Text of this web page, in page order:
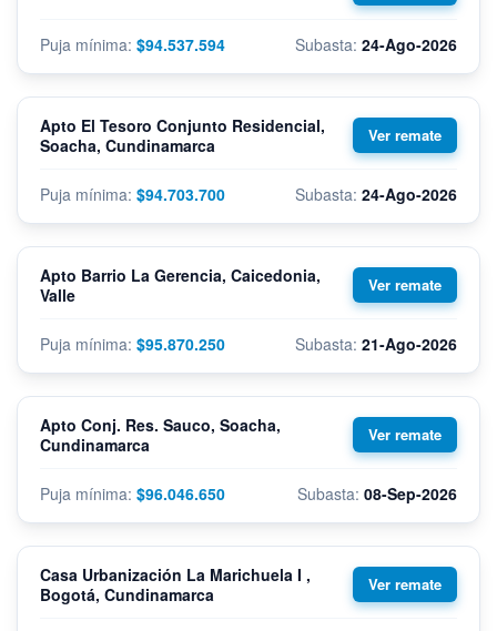
$94.537.594 24-Ago-2026
$94.703.700
Apto El Tesoro Conjunto Residencial,
Soacha, Cundinamarca
24-Ago-2026
$95.870.250
Apto Barrio La Gerencia, Caicedonia,
Valle
21-Ago-2026
$96.046.650
Apto Conj. Res. Sauco, Soacha,
Cundinamarca
08-Sep-2026
Casa Urbanización La Marichuela I ,
Bogotá, Cundinamarca